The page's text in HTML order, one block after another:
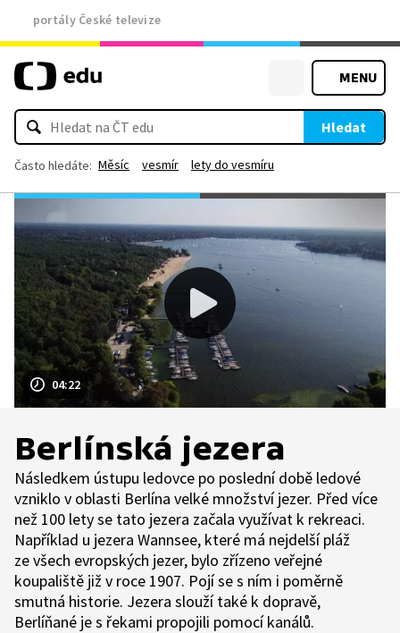
portály České televize
MENU
Hledat
Často hledáte: Měsíc vesmír lety do vesmíru
04:22
Berlínská jezera
Následkem ústupu ledovce po poslední době ledové
vzniklo v oblasti Berlína velké množství jezer. Před více
než 100 lety se tato jezera začala využívat k rekreaci.
Například u jezera Wannsee, které má nejdelší pláž
ze všech evropských jezer, bylo zřízeno veřejné
koupaliště již v roce 1907. Pojí se s ním i poměrně
smutná historie. Jezera slouží také k dopravě,
Berlíňané je s řekami propojili pomocí kanálů.